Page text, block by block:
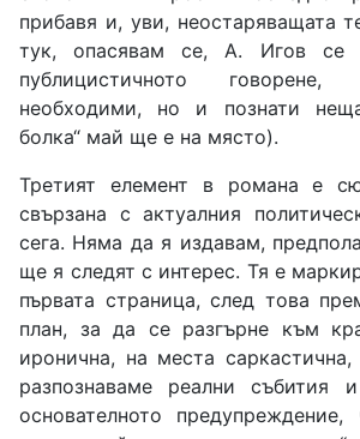
прибавя и, уви, неостаряващата
тук, опасявам се, А. Игов се
публицистичното
необходими, но и познати
болка“ май ще е на място).
Третият елемент в романа е
свързана с актуалния
сега. Няма да я издавам,
ще я следят с интерес. Тя е
първата страница, след това
план, за да се разгърне към
иронична, на места
разпознаваме реални събития
основателното предупреждение,